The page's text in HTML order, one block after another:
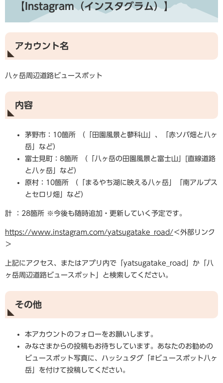
【Instagram（インスタグラム）】
アカウント名
八ヶ岳周辺道路ビュースポット
内容
茅野市：10箇所 （「田園風景と蓼科山」、「赤ソバ畑と八ヶ
岳」など）
富士見町：8箇所 （「八ヶ岳の田園風景と富士山」[直線道路
と八ヶ岳」など）
原村：10箇所 （「まるやち湖に映える八ヶ岳」「南アルプス
とセロリ畑」など）
計 ：28箇所 ※今後も随時追加・更新していく予定です。
https://www.instagram.com/yatsugatake_road/＜外部リンク
＞
上記にアクセス、またはアプリ内で「yatsugatake_road」か「八
ヶ岳周辺道路ビュースポット」と検索してください。
その他
本アカウントのフォローをお願いします。
みなさまからの投稿もお待ちしています。あなたのお勧めの
ビュースポット写真に、ハッシュタグ「#ビュースポット八ヶ
岳」を付けて投稿してください。